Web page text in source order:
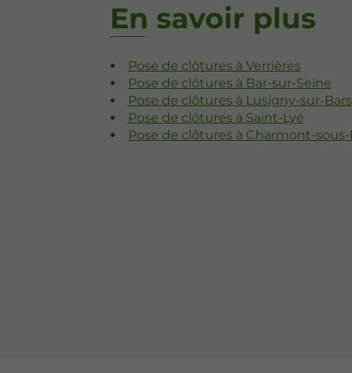
En savoir plus
Pose de clôtures à Verrières
Pose de clôtures à Bar-sur-Seine
Pose de clôtures à Lusigny-sur-
Pose de clôtures à Saint-Lyé
Pose de clôtures à Charmont-